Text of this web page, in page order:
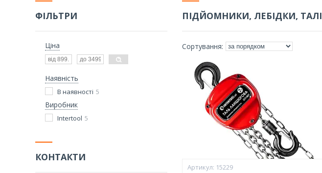
ПІДЙОМНИКИ, ЛЕБІДКИ, ТАЛІ
15229
ФІЛЬТРИ
Ціна
Наявність
В наявності 5
Виробник
Intertool 5
КОНТАКТИ